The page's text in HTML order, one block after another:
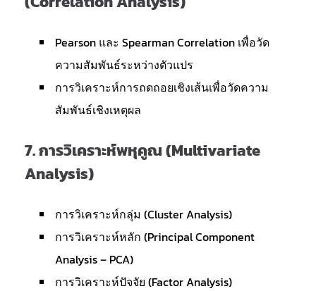
Pearson และ Spearman Correlation เพื่อวัด
ความสัมพันธ์ระหว่างตัวแปร
การวิเคราะห์การถดถอยเชิงเส้นเพื่อวัดความ
สัมพันธ์เชิงเหตุผล
7.การวิเคราะห์พหุคูณ (Multivariate
Analysis)
การวิเคราะห์กลุ่ม (Cluster Analysis)
การวิเคราะห์หลัก (Principal Component
Analysis – PCA)
การวิเคราะห์ปัจจัย (Factor Analysis)